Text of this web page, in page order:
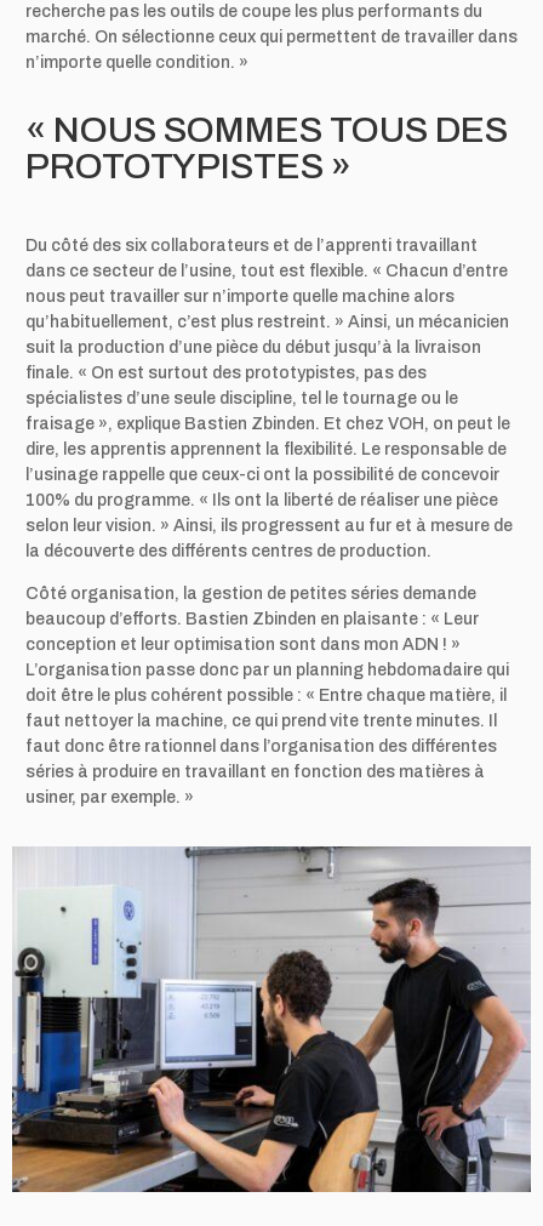
recherche pas les outils de coupe les plus performants du
marché. On sélectionne ceux qui permettent de travailler dans
n’importe quelle condition. »
« NOUS SOMMES TOUS DES
PROTOTYPISTES »
Du côté des six collaborateurs et de l’apprenti travaillant
dans ce secteur de l’usine, tout est flexible. « Chacun d’entre
nous peut travailler sur n’importe quelle machine alors
qu’habituellement, c’est plus restreint. » Ainsi, un mécanicien
suit la production d’une pièce du début jusqu’à la livraison
finale. « On est surtout des prototypistes, pas des
spécialistes d’une seule discipline, tel le tournage ou le
fraisage », explique Bastien Zbinden. Et chez VOH, on peut le
dire, les apprentis apprennent la flexibilité. Le responsable de
l’usinage rappelle que ceux-ci ont la possibilité de concevoir
100% du programme. « Ils ont la liberté de réaliser une pièce
selon leur vision. » Ainsi, ils progressent au fur et à mesure de
la découverte des différents centres de production.
Côté organisation, la gestion de petites séries demande
beaucoup d’efforts. Bastien Zbinden en plaisante : « Leur
conception et leur optimisation sont dans mon ADN ! »
L’organisation passe donc par un planning hebdomadaire qui
doit être le plus cohérent possible : « Entre chaque matière, il
faut nettoyer la machine, ce qui prend vite trente minutes. Il
faut donc être rationnel dans l’organisation des différentes
séries à produire en travaillant en fonction des matières à
usiner, par exemple. »